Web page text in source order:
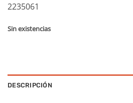
2235061
Sin existencias
DESCRIPCIÓN